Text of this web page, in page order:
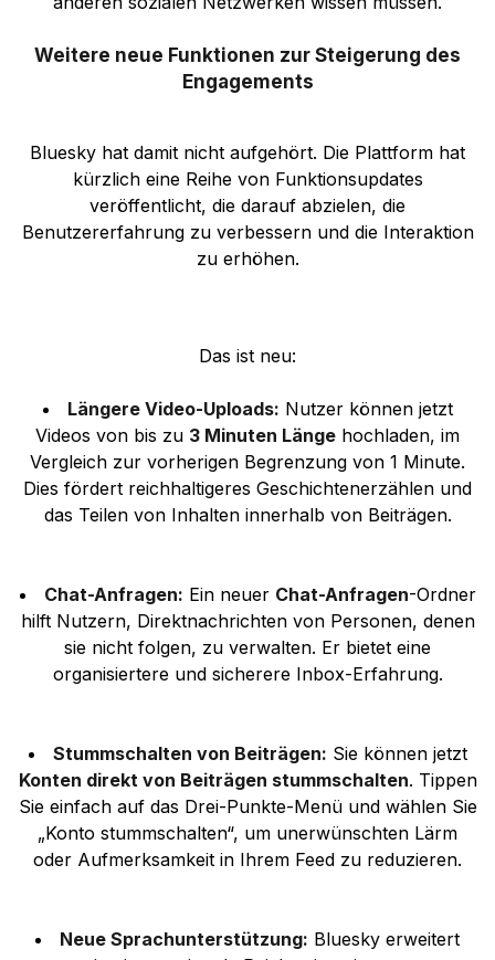
Weitere neue Funktionen zur Steigerung des
Engagements
Bluesky hat damit nicht aufgehört. Die Plattform hat
kürzlich eine Reihe von Funktionsupdates
veröffentlicht, die darauf abzielen, die
Benutzererfahrung zu verbessern und die Interaktion
zu erhöhen.
Das ist neu:
Längere Video-Uploads: Nutzer können jetzt
Videos von bis zu 3 Minuten Länge hochladen, im
Vergleich zur vorherigen Begrenzung von 1 Minute.
Dies fördert reichhaltigeres Geschichtenerzählen und
das Teilen von Inhalten innerhalb von Beiträgen.
Chat-Anfragen: Ein neuer Chat-Anfragen-Ordner
hilft Nutzern, Direktnachrichten von Personen, denen
sie nicht folgen, zu verwalten. Er bietet eine
organisiertere und sicherere Inbox-Erfahrung.
Stummschalten von Beiträgen: Sie können jetzt
Konten direkt von Beiträgen stummschalten. Tippen
Sie einfach auf das Drei-Punkte-Menü und wählen Sie
„Konto stummschalten“, um unerwünschten Lärm
oder Aufmerksamkeit in Ihrem Feed zu reduzieren.
Neue Sprachunterstützung: Bluesky erweitert